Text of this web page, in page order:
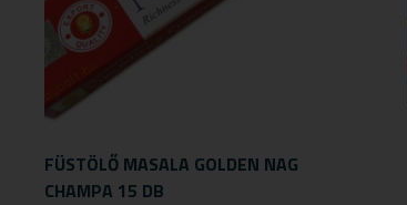
FÜSTÖLŐ MASALA GOLDEN NAG
CHAMPA 15 DB